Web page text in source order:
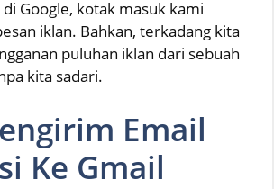
Google, kotak masuk kami
iklan. Bahkan, terkadang kita
puluhan iklan dari sebuah
kita sadari.
Email
Ke Gmail